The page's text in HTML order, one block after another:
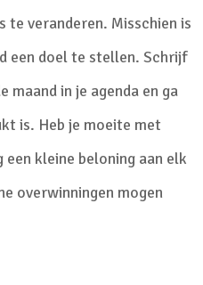
veranderen. Misschien is
een doel te stellen. Schrijf
maand in je agenda en ga
is. Heb je moeite met
een kleine beloning aan elk
overwinningen mogen